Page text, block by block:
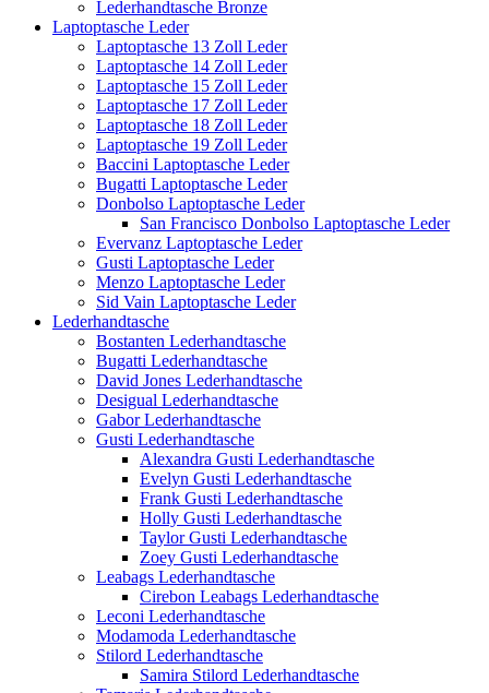
Lederhandtasche Bronze
Laptoptasche Leder
Laptoptasche 13 Zoll Leder
Laptoptasche 14 Zoll Leder
Laptoptasche 15 Zoll Leder
Laptoptasche 17 Zoll Leder
Laptoptasche 18 Zoll Leder
Laptoptasche 19 Zoll Leder
Baccini Laptoptasche Leder
Bugatti Laptoptasche Leder
Donbolso Laptoptasche Leder
San Francisco Donbolso Laptoptasche Leder
Evervanz Laptoptasche Leder
Gusti Laptoptasche Leder
Menzo Laptoptasche Leder
Sid Vain Laptoptasche Leder
Lederhandtasche
Bostanten Lederhandtasche
Bugatti Lederhandtasche
David Jones Lederhandtasche
Desigual Lederhandtasche
Gabor Lederhandtasche
Gusti Lederhandtasche
Alexandra Gusti Lederhandtasche
Evelyn Gusti Lederhandtasche
Frank Gusti Lederhandtasche
Holly Gusti Lederhandtasche
Taylor Gusti Lederhandtasche
Zoey Gusti Lederhandtasche
Leabags Lederhandtasche
Cirebon Leabags Lederhandtasche
Leconi Lederhandtasche
Modamoda Lederhandtasche
Stilord Lederhandtasche
Samira Stilord Lederhandtasche